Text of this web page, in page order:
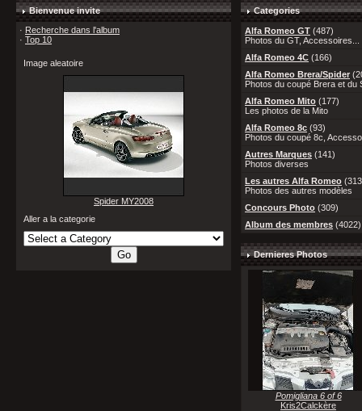
Bienvenue invite
· Recherche dans l'album
· Top 10
Image aleatoire
Spider MY2008
Aller a la categorie
Categories
Alfa Romeo GT (487)
Photos du GT, Accessoires...
Alfa Romeo 4C (166)
Alfa Romeo Brera/Spider
Photos du coupé Brera et du
Alfa Romeo Mito (177)
Les photos de la Mito
Alfa Romeo 8c (93)
Photos du coupé 8c,
Autres Marques (141)
Photos diverses
Les autres Alfa Romeo
Photos des autres modèles
Concours Photo (309)
Album des membres (4022)
Dernieres Photos
Pomigliana 6 of 6
Kris2Calckère